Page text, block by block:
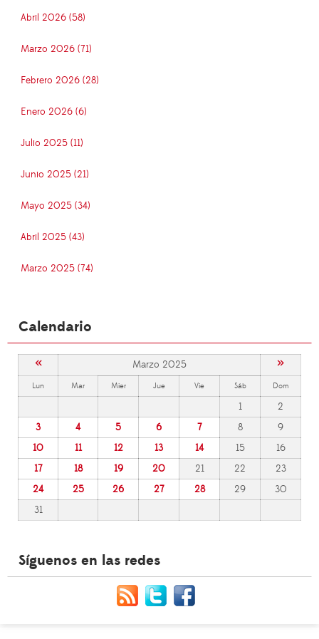
Abril 2026 (58)
Marzo 2026 (71)
Febrero 2026 (28)
Enero 2026 (6)
Julio 2025 (11)
Junio 2025 (21)
Mayo 2025 (34)
Abril 2025 (43)
Marzo 2025 (74)
Calendario
« Marzo 2025 »
Lun Mar Mier Jue Vie Sáb Dom
1
2
3
4 5 6 7 8
9
10
11 12 13 14 15
16
17
18 19 20 21 22
23
24
25 26 27 28 29
30
31
Síguenos en las redes